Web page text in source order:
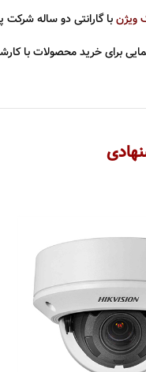
ویژنبا گارانتی دو ساله
برای خرید محصولات با